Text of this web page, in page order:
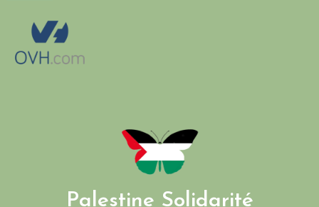
Palestine Solidarité